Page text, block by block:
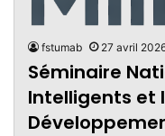
fstumab 27 avril
Séminaire
Intelligents et